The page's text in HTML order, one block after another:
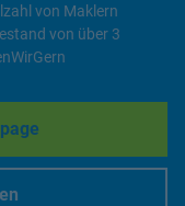
von Maklern
von über 3
in New Tab